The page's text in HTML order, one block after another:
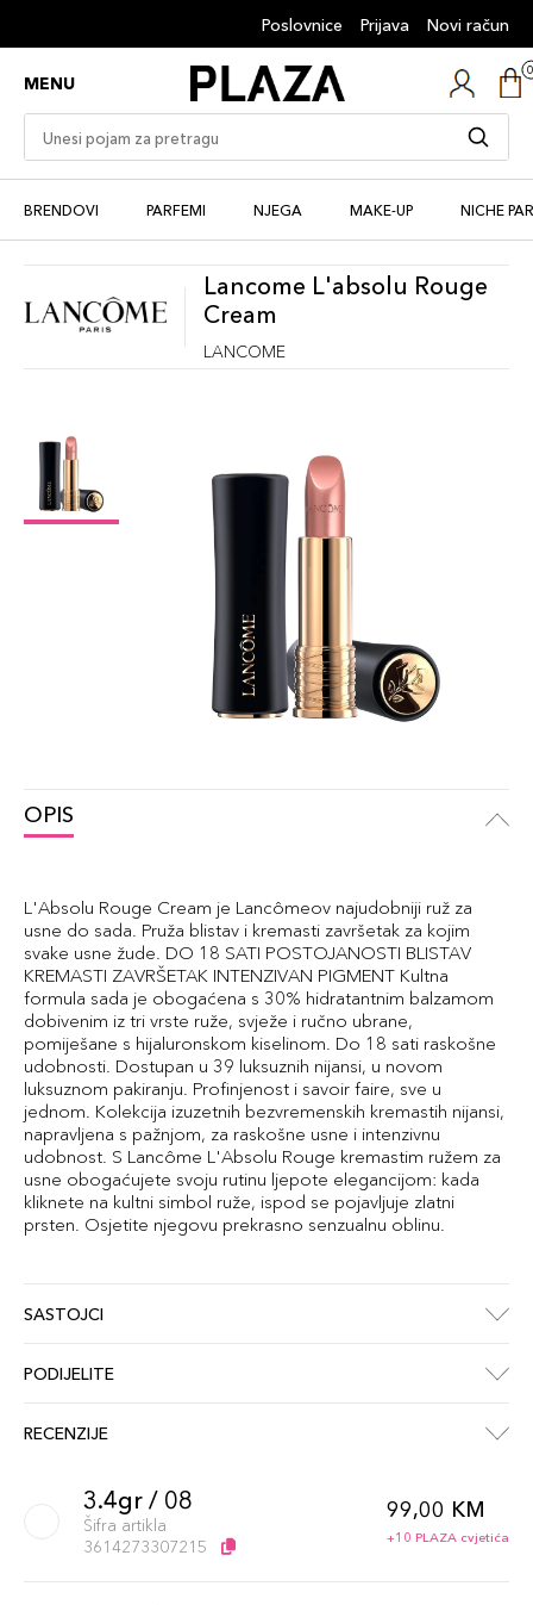
Poslovnice Prijava Novi račun
MENU
BRENDOVI PARFEMI NJEGA MAKE-UP NICHE
Lancome L'absolu Rouge
Cream
LANCOME
OPIS
L'Absolu Rouge Cream je Lancômeov najudobniji ruž za
usne do sada. Pruža blistav i kremasti završetak za kojim
svake usne žude. DO 18 SATI POSTOJANOSTI BLISTAV
KREMASTI ZAVRŠETAK INTENZIVAN PIGMENT Kultna
formula sada je obogaćena s 30% hidratantnim balzamom
dobivenim iz tri vrste ruže, svježe i ručno ubrane,
pomiješane s hijaluronskom kiselinom. Do 18 sati raskošne
udobnosti. Dostupan u 39 luksuznih nijansi, u novom
luksuznom pakiranju. Profinjenost i savoir faire, sve u
jednom. Kolekcija izuzetnih bezvremenskih kremastih nijansi,
napravljena s pažnjom, za raskošne usne i intenzivnu
udobnost. S Lancôme L'Absolu Rouge kremastim ružem za
usne obogaćujete svoju rutinu ljepote elegancijom: kada
kliknete na kultni simbol ruže, ispod se pojavljuje zlatni
prsten. Osjetite njegovu prekrasno senzualnu oblinu.
SASTOJCI
PODIJELITE
RECENZIJE
3.4gr / 08
Šifra artikla
3614273307215
99,00 KM
+10 PLAZA cvjetića